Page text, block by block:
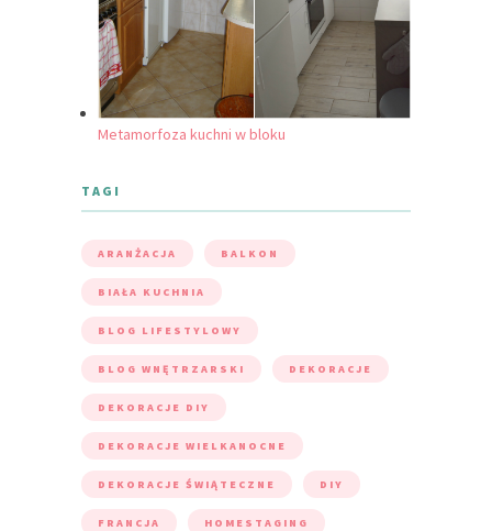
Metamorfoza kuchni w bloku
TAGI
ARANŻACJA BALKON
BIAŁA KUCHNIA
BLOG LIFESTYLOWY
BLOG WNĘTRZARSKI DEKORACJE
DEKORACJE DIY
DEKORACJE WIELKANOCNE
DEKORACJE ŚWIĄTECZNE DIY
FRANCJA HOMESTAGING